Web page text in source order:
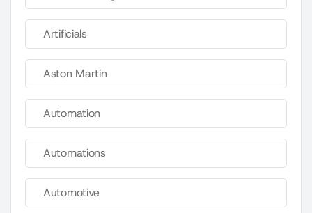
Artificials
Aston Martin
Automation
Automations
Automotive